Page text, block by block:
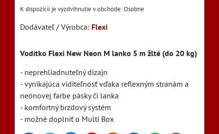
Osobne
Dodávateľ / Výrobca: Flexi
Vodítko Flexi New Neon M lanko 5 m žlté (do 20 kg)
- neprehliadnuteľný dizajn
- vynikajúca viditeľnosť vďaka reflexným stranám a
neónovej farbe pásky či lanka
- komfortný brzdový systém
- možné doplniť o Multi Box